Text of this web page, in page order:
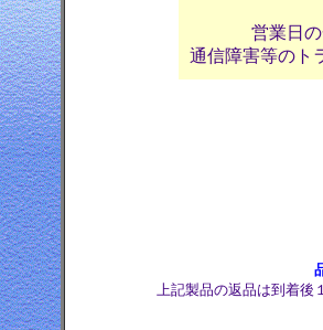
営業日
通信障害等のト
上記製品の返品は到着後